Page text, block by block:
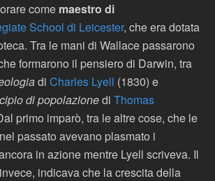
come maestro di
School di Leicester, che era dotata
Tra le mani di Wallace passarono
formarono il pensiero di Darwin, tra
di Charles Lyell (1830) e
di popolazionedi Thomas
primo imparò, tra le altre cose, che le
passato avevano plasmato i
in azione mentre Lyell scriveva. Il
indicava che la crescita della